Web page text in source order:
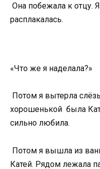
Она побежала к отцу.
расплакалась.
«Что же я наделала?»
Потом я вытерла
хорошенькой была
сильно любила.
Потом я вышла из
Катей. Рядом лежала